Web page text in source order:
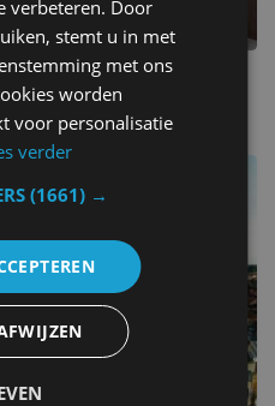
Dunkerque
verbeteren. Door
stemt u in met
met ons
worden
voor personalisatie
verder
(1661) →